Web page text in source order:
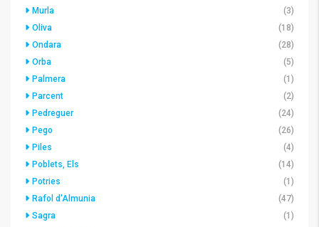
Murla
(3)
Oliva
(18)
Ondara
(28)
Orba
(5)
Palmera
(1)
Parcent
(2)
Pedreguer
(24)
Pego
(26)
Piles
(4)
Poblets, Els
(14)
Potries
(1)
Rafol d'Almunia
(47)
Sagra
(1)